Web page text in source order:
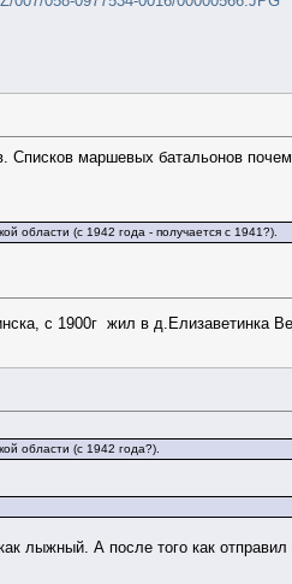
Списков маршевых батальонов
области (с 1942 года - получается с 1941?).
с 1900г жил в д.Елизаветинка
области (с 1942 года?).
лыжный. А после того как